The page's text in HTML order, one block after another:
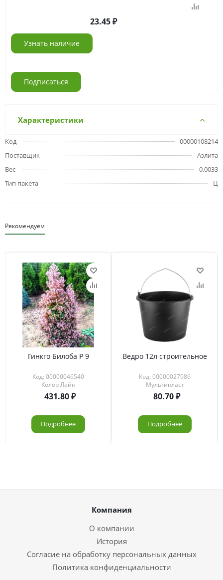
23.45
Узнать наличие
Подписаться
Характеристики
Код
00000108214
Поставщик
Аэлита
Вес
0.0033
Тип пакета
Ц
Рекомендуем
Гинкго Билоба Р 9
Код: 00000046540
Колор Лайн
431.80
Подробнее
Ведро 12л строительное
Код: 00000027986
Мультипласт
80.70
Подробнее
Компания
О компании
История
Согласие на обработку персональных данных
Политика конфиденциальности